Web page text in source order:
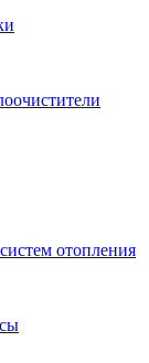
отопления